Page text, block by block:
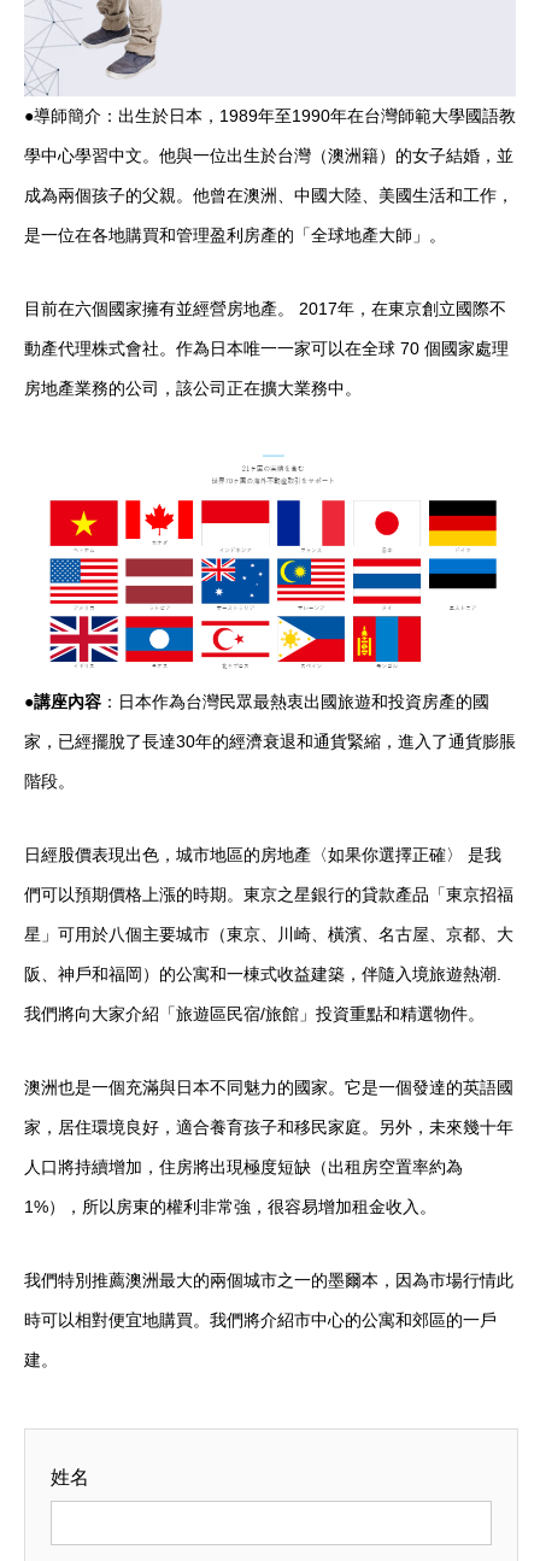
●導師簡介：出生於日本，1989年至1990年在台灣師範大學國語教
學中心學習中文。他與一位出生於台灣（澳洲籍）的女子結婚，並
成為兩個孩子的父親。他曾在澳洲、中國大陸、美國生活和工作，
是一位在各地購買和管理盈利房產的「全球地產大師」。
目前在六個國家擁有並經營房地產。 2017年，在東京創立國際不
動產代理株式會社。作為日本唯一一家可以在全球 70 個國家處理
房地產業務的公司，該公司正在擴大業務中。
●講座內容 ：日本作為台灣民眾最熱衷出國旅遊和投資房產的國
家，已經擺脫了長達30年的經濟衰退和通貨緊縮，進入了通貨膨脹
階段。
日經股價表現出色，城市地區的房地產〈如果你選擇正確〉 是我
們可以預期價格上漲的時期。東京之星銀行的貸款產品「東京招福
星」可用於八個主要城市（東京、川崎、橫濱、名古屋、京都、大
阪、神戶和福岡）的公寓和一棟式收益建築，伴隨入境旅遊熱潮.
我們將向大家介紹「旅遊區民宿/旅館」投資重點和精選物件。
澳洲也是一個充滿與日本不同魅力的國家。它是一個發達的英語國
家，居住環境良好，適合養育孩子和移民家庭。另外，未來幾十年
人口將持續增加，住房將出現極度短缺（出租房空置率約為
1%），所以房東的權利非常強，很容易增加租金收入。
我們特別推薦澳洲最大的兩個城市之一的墨爾本，因為市場行情此
時可以相對便宜地購買。我們將介紹市中心的公寓和郊區的一戶
建。
姓名